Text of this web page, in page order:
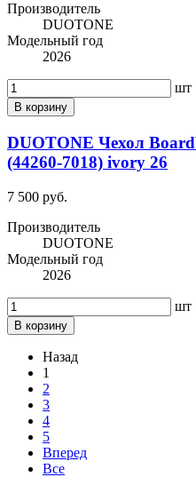
Производитель
DUOTONE
Модельный год
2026
шт
В корзину
DUOTONE Чехол
(44260-7018) ivory 26
7 500 руб.
Производитель
DUOTONE
Модельный год
2026
шт
В корзину
Назад
1
2
3
4
5
Вперед
Все